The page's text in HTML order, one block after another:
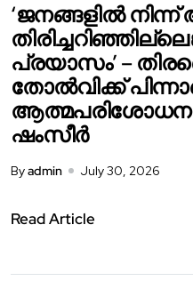
‘ജനങ്ങളിൽ
പ്രയാസം’ –
തോൽവിക്ക്
ഷംസീർ
Byadmin July 30, 2026
Read Article